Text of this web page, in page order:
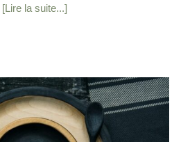
[Lire la suite...]